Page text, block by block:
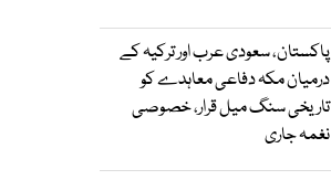
پاکستان، سعودی عرب اور ترکیہ کے
درمیان مکہ دفاعی معاہدے کو
تاریخی سنگ میل قرار، خصوصی
نغمہ جاری